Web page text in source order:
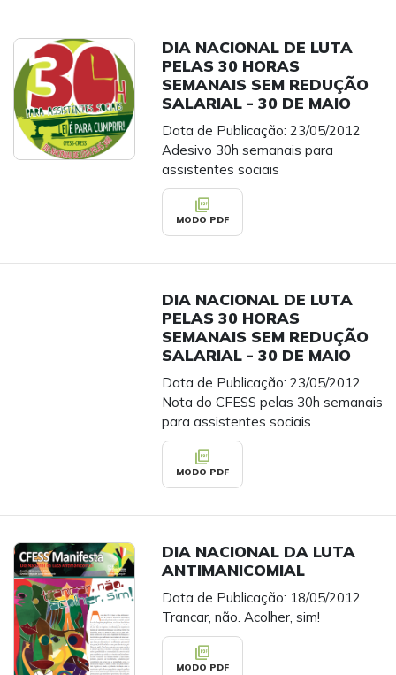
DIA NACIONAL DE LUTA
PELAS 30 HORAS
SEMANAIS SEM REDUÇÃO
SALARIAL - 30 DE MAIO
Data de Publicação: 23/05/2012
Adesivo 30h semanais para
assistentes sociais
picture_as_pdf
MODO PDF
DIA NACIONAL DE LUTA
PELAS 30 HORAS
SEMANAIS SEM REDUÇÃO
SALARIAL - 30 DE MAIO
Data de Publicação: 23/05/2012
Nota do CFESS pelas 30h semanais
para assistentes sociais
picture_as_pdf
MODO PDF
DIA NACIONAL DA LUTA
ANTIMANICOMIAL
Data de Publicação: 18/05/2012
Trancar, não. Acolher, sim!
picture_as_pdf
MODO PDF